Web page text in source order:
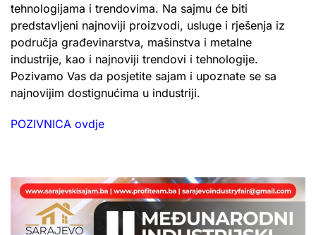
tehnologijama i trendovima. Na sajmu će biti
predstavljeni najnoviji proizvodi, usluge i rješenja iz
područja građevinarstva, mašinstva i metalne
industrije, kao i najnoviji trendovi i tehnologije.
Pozivamo Vas da posjetite sajam i upoznate se sa
najnovijim dostignućima u industriji.
POZIVNICA ovdje